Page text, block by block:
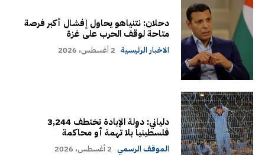
دحلان: نتنياهو يحاول إفشال أكبر فرصة
متاحة لوقف الحرب على غزة
الاخبار الرئيسية 2 أغسطس، 2026
دلياني: دولة الإبادة تختطف 3,244
فلسطينياً بلا تهمة أو محاكمة
الموقف الرسمي 2 أغسطس، 2026